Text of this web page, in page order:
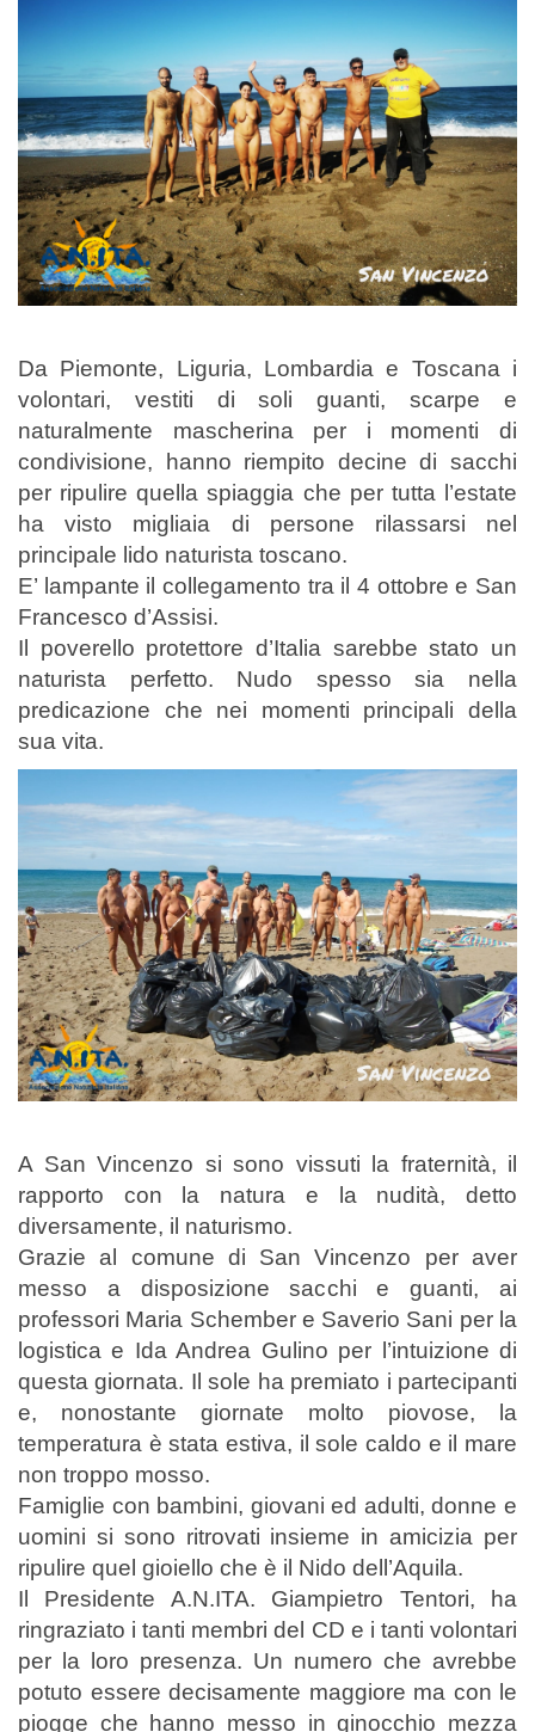
Da Piemonte, Liguria, Lombardia e Toscana i
volontari, vestiti di soli guanti, scarpe e
naturalmente mascherina per i momenti di
condivisione, hanno riempito decine di sacchi
per ripulire quella spiaggia che per tutta l’estate
ha visto migliaia di persone rilassarsi nel
principale lido naturista toscano.
E’ lampante il collegamento tra il 4 ottobre e San
Francesco d’Assisi.
Il poverello protettore d’Italia sarebbe stato un
naturista perfetto. Nudo spesso sia nella
predicazione che nei momenti principali della
sua vita.
A San Vincenzo si sono vissuti la fraternità, il
rapporto con la natura e la nudità, detto
diversamente, il naturismo.
Grazie al comune di San Vincenzo per aver
messo a disposizione sacchi e guanti, ai
professori Maria Schember e Saverio Sani per la
logistica e Ida Andrea Gulino per l’intuizione di
questa giornata. Il sole ha premiato i partecipanti
e, nonostante giornate molto piovose, la
temperatura è stata estiva, il sole caldo e il mare
non troppo mosso.
Famiglie con bambini, giovani ed adulti, donne e
uomini si sono ritrovati insieme in amicizia per
ripulire quel gioiello che è il Nido dell’Aquila.
Il Presidente A.N.ITA. Giampietro Tentori, ha
ringraziato i tanti membri del CD e i tanti volontari
per la loro presenza. Un numero che avrebbe
potuto essere decisamente maggiore ma con le
piogge che hanno messo in ginocchio mezza